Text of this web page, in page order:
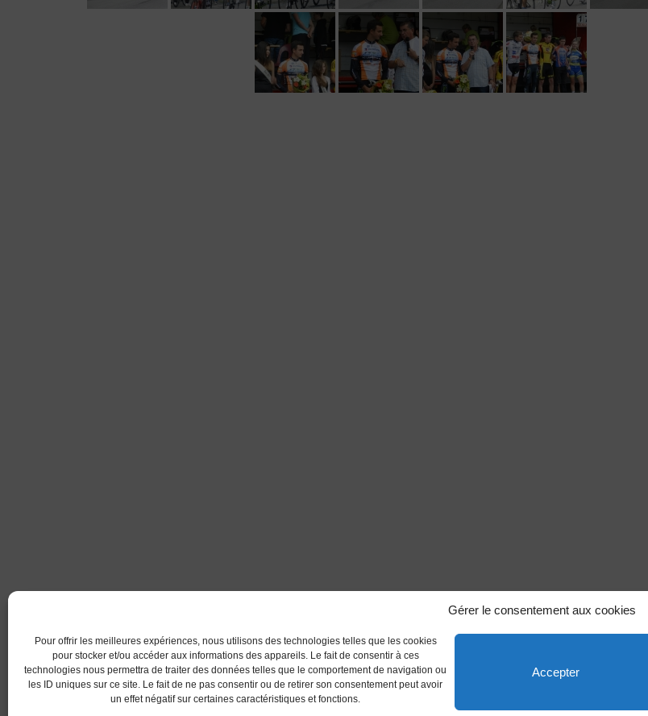
Gérer le consentement aux cookies
Pour offrir les meilleures expériences, nous utilisons des technologies telles que les cookies
pour stocker et/ou accéder aux informations des appareils. Le fait de consentir à ces
technologies nous permettra de traiter des données telles que le comportement de navigation ou
les ID uniques sur ce site. Le fait de ne pas consentir ou de retirer son consentement peut avoir
un effet négatif sur certaines caractéristiques et fonctions.
Accepter
© 2017 AC Lanester -S.LEPROVOST @Tous droits réservés.